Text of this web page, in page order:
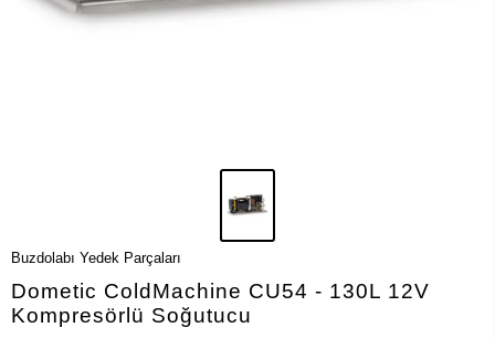
Buzdolabı Yedek Parçaları
Dometic ColdMachine CU54 - 130L 12V
Kompresörlü Soğutucu